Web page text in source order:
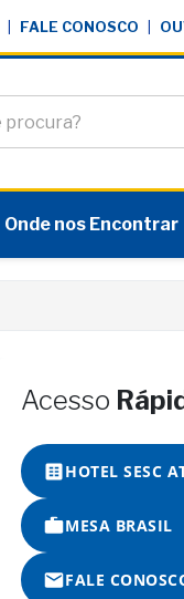
FALE CONOSCO
Onde nos Encontrar
Acesso
HOTEL SESC
MESA BRASIL
FALE